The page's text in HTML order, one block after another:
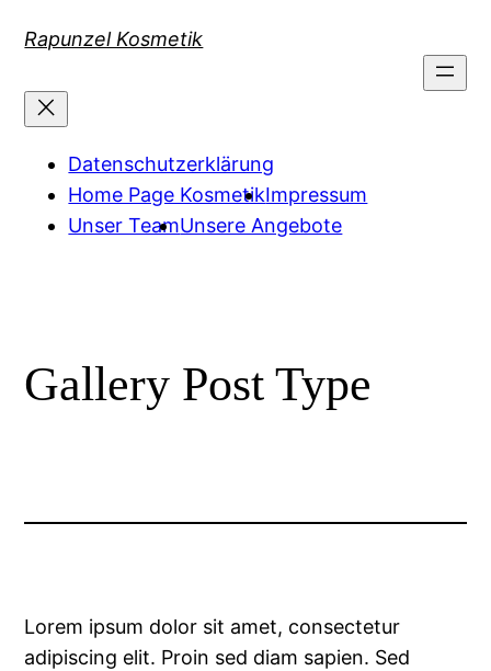
InhaltRapunzel Kosmetik
Datenschutzerklärung
Home Page KosmetikImpressum
Unser TeamUnsere Angebote
Gallery Post Type
Lorem ipsum dolor sit amet, consectetur
adipiscing elit. Proin sed diam sapien. Sed